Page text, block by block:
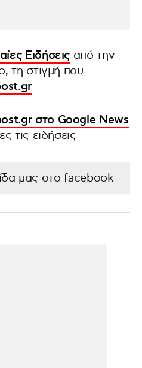
Ειδήσεις από την
τη στιγμή που
στο Google News
τις ειδήσεις
μας στο facebook